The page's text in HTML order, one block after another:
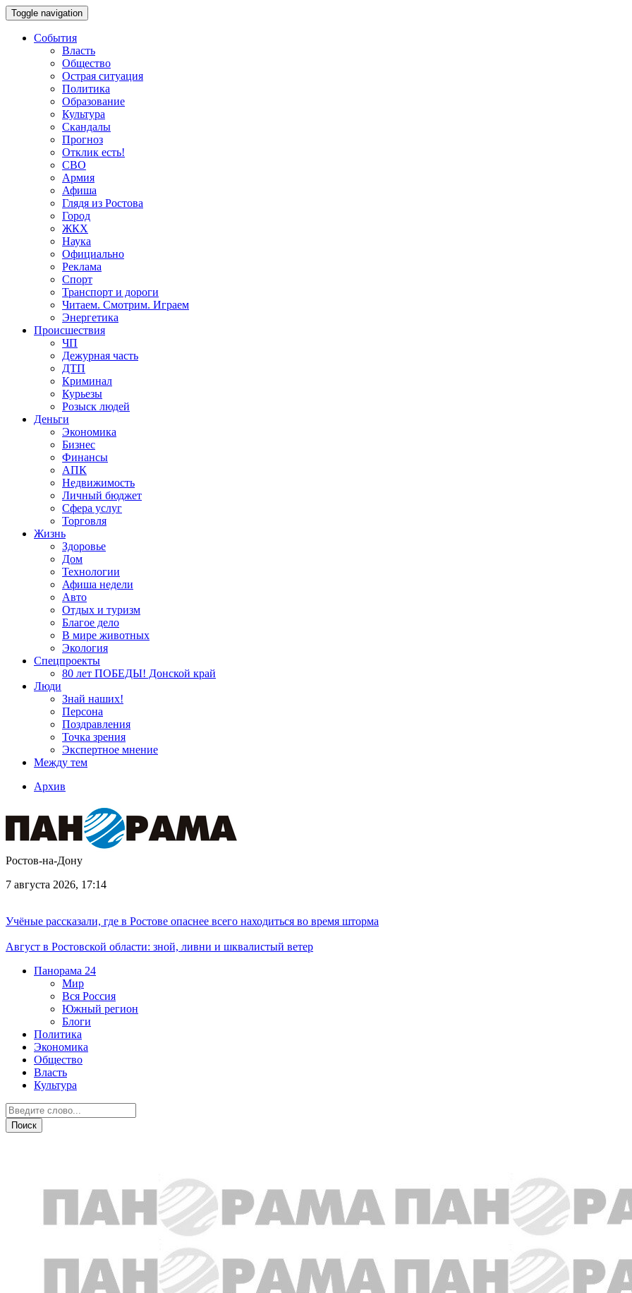
Toggle navigation
События
Власть
Общество
Острая ситуация
Политика
Образование
Культура
Скандалы
Прогноз
Отклик есть!
СВО
Армия
Афиша
Глядя из Ростова
Город
ЖКХ
Наука
Официально
Реклама
Спорт
Транспорт и дороги
Читаем. Смотрим. Играем
Энергетика
Происшествия
ЧП
Дежурная часть
ДТП
Криминал
Курьезы
Розыск людей
Деньги
Экономика
Бизнес
Финансы
АПК
Недвижимость
Личный бюджет
Сфера услуг
Торговля
Жизнь
Здоровье
Дом
Технологии
Афиша недели
Авто
Отдых и туризм
Благое дело
В мире животных
Экология
Спецпроекты
80 лет ПОБЕДЫ! Донской край
Люди
Знай наших!
Персона
Поздравления
Точка зрения
Экспертное мнение
Между тем
Архив
Ростов-на-Дону
7 августа 2026, 17:14
Учёные рассказали, где в Ростове опаснее всего находиться во время шторма
Август в Ростовской области: зной, ливни и шквалистый ветер
Панорама 24
Мир
Вся Россия
Южный регион
Блоги
Политика
Экономика
Общество
Власть
Культура